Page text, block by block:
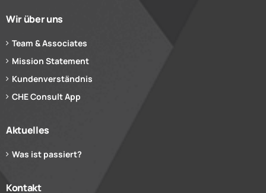
Wir über uns
Team & Associates
Mission Statement
Kundenverständnis
CHE Consult App
Aktuelles
Was ist passiert?
Kontakt